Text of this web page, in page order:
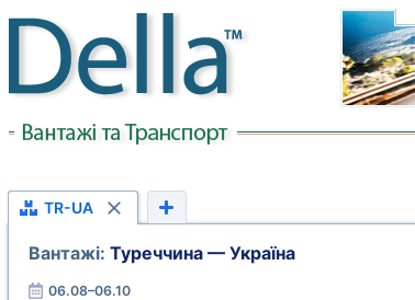
TR-UA
Вантажі: Туреччина — Україна
06.08–06.10